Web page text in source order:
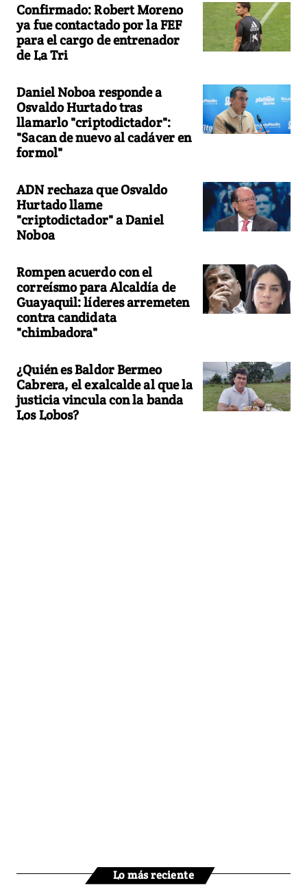
Confirmado: Robert Moreno
ya fue contactado por la FEF
para el cargo de entrenador
de La Tri
Daniel Noboa responde a
Osvaldo Hurtado tras
llamarlo "criptodictador":
"Sacan de nuevo al cadáver en
formol"
ADN rechaza que Osvaldo
Hurtado llame
"criptodictador" a Daniel
Noboa
Rompen acuerdo con el
correísmo para Alcaldía de
Guayaquil: líderes arremeten
contra candidata
"chimbadora"
¿Quién es Baldor Bermeo
Cabrera, el exalcalde al que la
justicia vincula con la banda
Los Lobos?
Lo más reciente